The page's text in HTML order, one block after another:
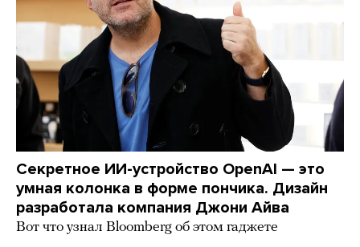
Секретное ИИ-устройство OpenAI — это
умная колонка в форме пончика. Дизайн
разработала компания Джони Айва
Вот что узнал Bloomberg об этом гаджете